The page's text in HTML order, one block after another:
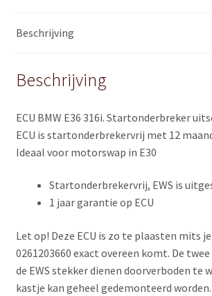
OFF
Beschrijving
Beschrijving
ECU BMW E36 316i. Startonderbreker
ECU is startonderbrekervrij met 12
Ideaal voor motorswap in E30
Startonderbrekervrij, EWS is
1 jaar garantie op ECU
Let op! Deze ECU is zo te plaasten mits
0261203660 exact overeen komt. De
de EWS stekker dienen doorverboden te
kastje kan geheel gedemonteerd worden.